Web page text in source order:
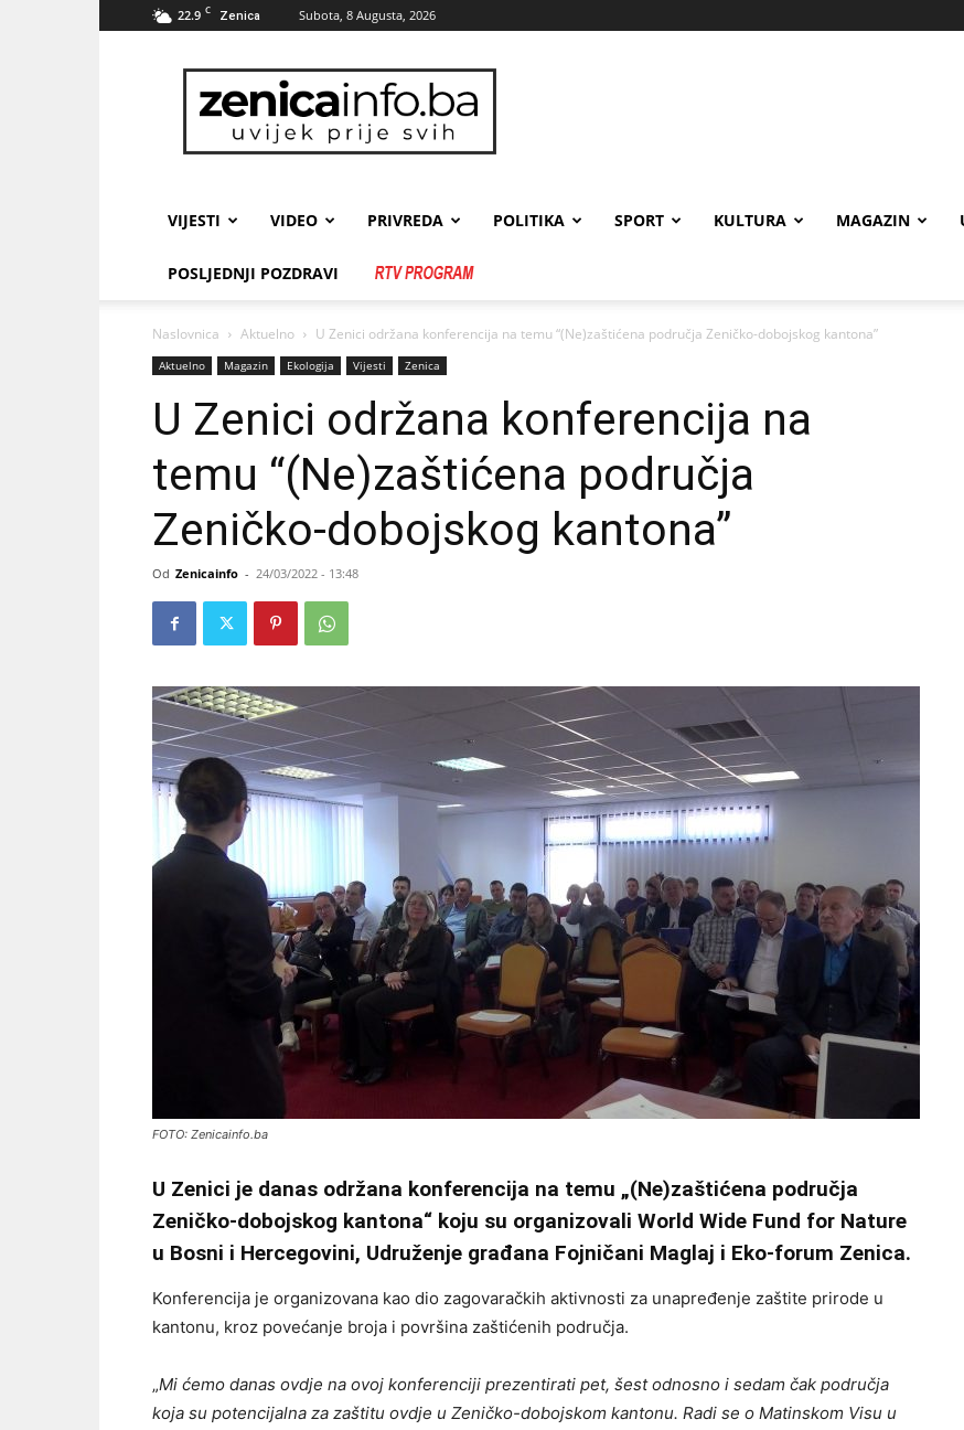
22.9 C Zenica Subota, 8 Augusta, 2026
zenicainfo.ba
VIJESTI VIDEO PRIVREDA POLITIKA SPORT KULTURA MAGAZIN
POSLJEDNJI POZDRAVI
Naslovnica Aktuelno U Zenici održana konferencija na temu “(Ne)zaštićena područja Zeničko-dobojskog kantona”
Aktuelno Magazin Ekologija Vijesti Zenica
U Zenici održana konferencija na
temu “(Ne)zaštićena područja
Zeničko-dobojskog kantona”
Od Zenicainfo - 24/03/2022 - 13:48
FOTO: Zenicainfo.ba
U Zenici je danas održana konferencija na temu „(Ne)zaštićena područja
Zeničko-dobojskog kantona“ koju su organizovali World Wide Fund for Nature
u Bosni i Hercegovini, Udruženje građana Fojničani Maglaj i Eko-forum Zenica.
Konferencija je organizovana kao dio zagovaračkih aktivnosti za unapređenje zaštite prirode u
kantonu, kroz povećanje broja i površina zaštićenih područja.
„Mi ćemo danas ovdje na ovoj konferenciji prezentirati pet, šest odnosno i sedam čak područja
koja su potencijalna za zaštitu ovdje u Zeničko-dobojskom kantonu. Radi se o Matinskom Visu u